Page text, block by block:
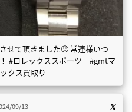
せて頂きました🙂 常連様いつ
#ロレックススポーツ #gmtマ
クス買取り
09/13